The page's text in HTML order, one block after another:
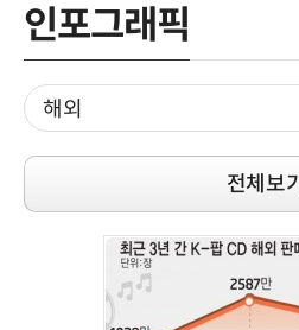
인포그래픽
전체보기